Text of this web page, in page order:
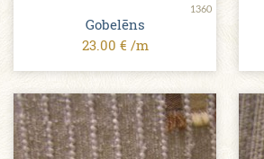
1360
Gobelēns
23.00 € /m